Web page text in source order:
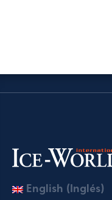
English (Inglés)